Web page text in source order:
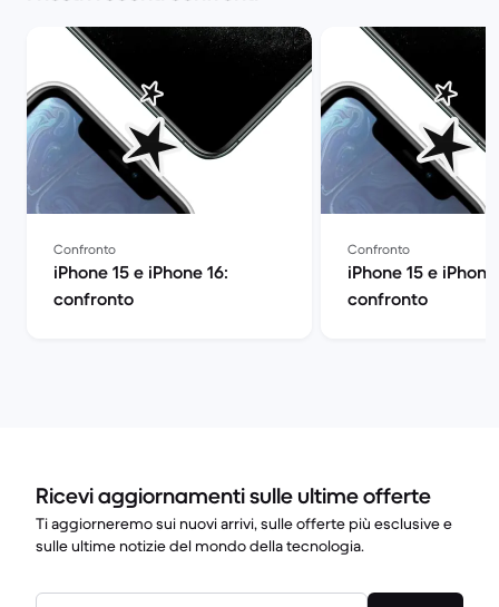
Confronto
iPhone 15 e iPhone 16:
confronto
Confronto
iPhone 15 e
confronto
Ricevi aggiornamenti sulle ultime offerte
Ti aggiorneremo sui nuovi arrivi, sulle offerte più esclusive e
sulle ultime notizie del mondo della tecnologia.